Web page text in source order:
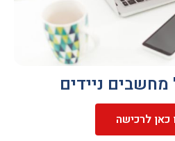
ניידים
כאן לרכישה